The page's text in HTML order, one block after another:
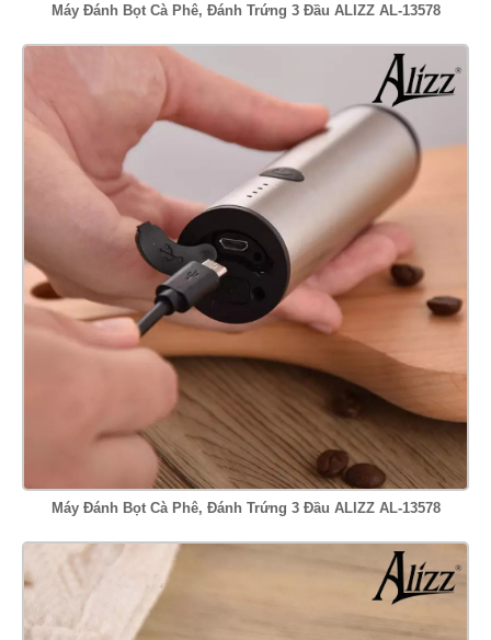
Máy Đánh Bọt Cà Phê, Đánh Trứng 3 Đầu ALIZZ AL-13578
Máy Đánh Bọt Cà Phê, Đánh Trứng 3 Đầu ALIZZ AL-13578